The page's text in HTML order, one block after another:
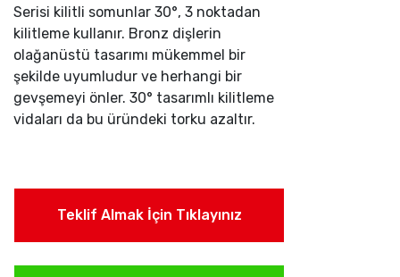
Serisi kilitli somunlar 30°, 3 noktadan
kilitleme kullanır. Bronz dişlerin
olağanüstü tasarımı mükemmel bir
şekilde uyumludur ve herhangi bir
gevşemeyi önler. 30° tasarımlı kilitleme
vidaları da bu üründeki torku azaltır.
Teklif Almak İçin Tıklayınız